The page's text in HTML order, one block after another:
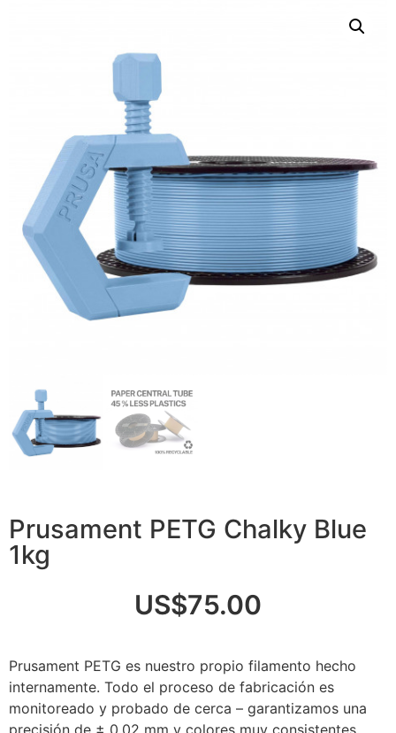
Prusament PETG Chalky Blue
1kg
US$75.00
Prusament PETG es nuestro propio filamento hecho
internamente. Todo el proceso de fabricación es
monitoreado y probado de cerca – garantizamos una
precisión de ± 0.02 mm y colores muy consistentes.